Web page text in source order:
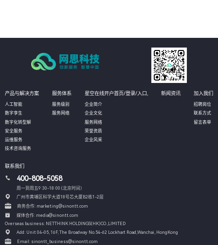
产品与解决方案
人工智能
数字孪生
数字化转型解
安全服务
运维服务
技术咨询服务
服务体系
服务级别
服务网络
星空在线开户首页/登录/入口,
企业简介
企业文化
服务网络
荣誉资质
企业风采
新闻资讯 加入我们
招聘岗位
联系方式
留言表单
联系我们
400-808-5058
周一到周五9:30-18:00 (北京时间）
广州市黄埔区科学大道18号芯大厦B2栋1-2层
商务合作: marketing@sinontt.com
媒体合作: media@sinontt.com
Overseas business: NETTHINK HOLDINGS(HK)CO.,LIMITED
Add: Unit 04-05, 16F, The Broadway No.54-62 Lockhart Road, Wanchai, HongKong
Email: sinontt_business@sinontt.com